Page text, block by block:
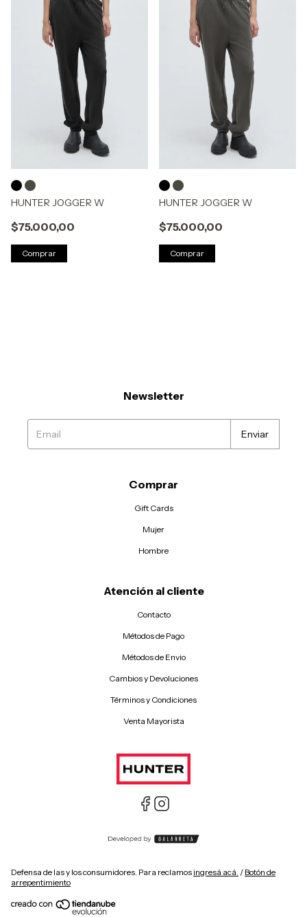
HUNTER JOGGER W
$75.000,00
Comprar
HUNTER JOGGER W
$75.000,00
Comprar
Newsletter
Comprar
Gift Cards
Mujer
Hombre
Atención al cliente
Contacto
Métodos de Pago
Métodos de Envio
Cambios y Devoluciones
Términos y Condiciones
Venta Mayorista
Defensa de las y los consumidores. Para reclamos ingresá acá. / Botón de
arrepentimiento